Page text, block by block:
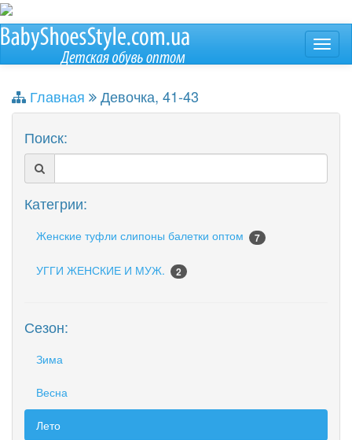
Главная
Девочка, 41-43
Поиск:
Категрии:
Женские туфли слипоны балетки оптом 7
УГГИ ЖЕНСКИЕ И МУЖ. 2
Сезон:
Зима
Весна
Лето